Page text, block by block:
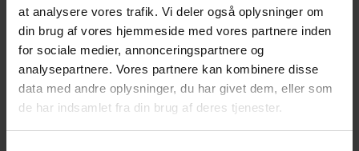
at analysere vores trafik. Vi deler også oplysninger om
din brug af vores hjemmeside med vores partnere inden
for sociale medier, annonceringspartnere og
analysepartnere. Vores partnere kan kombinere disse
data med andre oplysninger, du har givet dem, eller som
de har indsamlet fra din brug af deres tjenester.